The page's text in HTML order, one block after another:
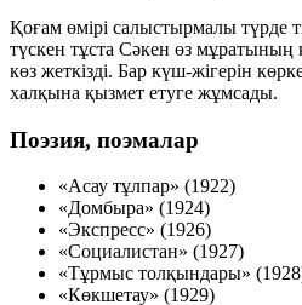
Қоғам өмірі салыстырмалы түрде
түскен тұста Сәкен өз мұратының
көз жеткізді. Бар күш-жігерін
халқына қызмет етуге жұмсады.
Поэзия, поэмалар
«Асау тұлпар» (1922)
«Домбыра» (1924)
«Экспресс» (1926)
«Социалистан» (1927)
«Тұрмыс толқындары»
«Көкшетау» (1929)